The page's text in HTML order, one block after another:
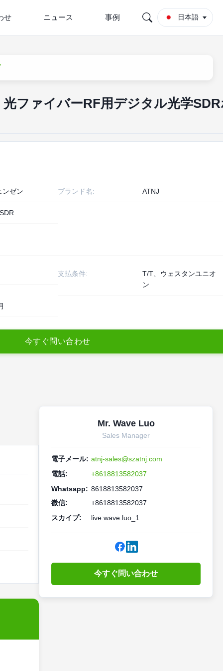
せ ニュース 事例 日本語
ファイバーRF用デジタル光学
ンゼン ブランド名: ATNJ
支払条件:
T/T、ウェスタンユニオ
ン
今す ぐ問 い合わせ
Mr. Wave Luo
Sales Manager
電子メール: atnj-sales@szatnj.com
電話:
+8618813582037
Whatsapp: 8618813582037
微信:
+8618813582037
スカイプ:
live:wave.luo_1
今すぐ問い合わせ